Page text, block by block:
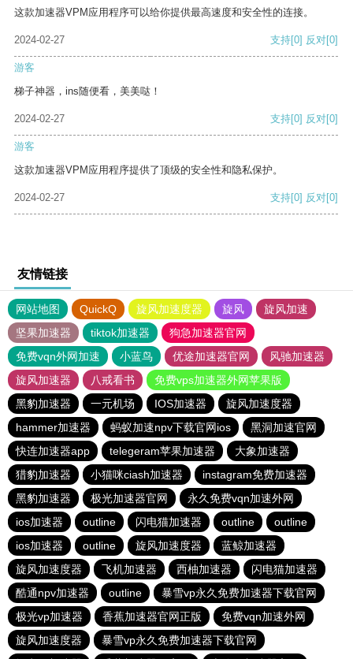
这款加速器VPM应用程序可以给你提供最高速度和安全性的连接。
2024-02-27 支持[0] 反对[0]
游客
梯子神器，ins随便看，美美哒！
2024-02-27 支持[0] 反对[0]
游客
这款加速器VPM应用程序提供了顶级的安全性和隐私保护。
2024-02-27 支持[0] 反对[0]
友情链接
网站地图 QuickQ 旋风加速度器 旋风
旋风加速
坚果加速器
tiktok加速器
狗急加速器官网
免费vqn外网加速
小蓝鸟 优途加速器官网
风驰加速器
旋风加速器
八戒看书
免费vps加速器外网苹果版
黑豹加速器
一元机场 IOS加速器
旋风加速度器
hammer加速器
蚂蚁加速npv下载官网ios
黑洞加速官网
快连加速器app
telegeram苹果加速器
大象加速器
猎豹加速器
小猫咪ciash加速器
instagram免费加速器
黑豹加速器
极光加速器官网
永久免费vqn加速外网
ios加速器
outline 闪电猫加速器 outline
outline
ios加速器
outline 旋风加速度器
蓝鲸加速器
旋风加速度器
飞机加速器 西柚加速器
闪电猫加速器
酷通npv加速器
outline
暴雪vp永久免费加速器下载官网
极光vp加速器
香蕉加速器官网正版
免费vqn加速外网
旋风加速度器
暴雪vp永久免费加速器下载官网